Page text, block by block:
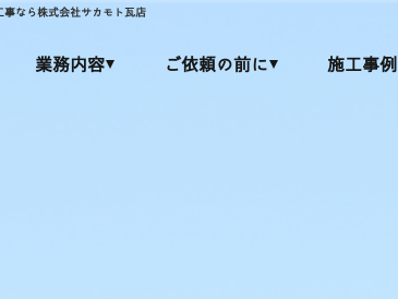
なら株式会社サカモト瓦店
業務内容 ご依頼の前に 施工事例